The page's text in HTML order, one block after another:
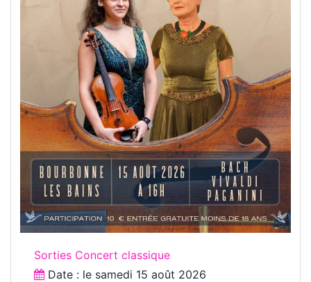
Sorties Concert classique
Date : le samedi 15 août 2026